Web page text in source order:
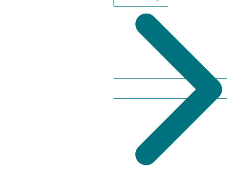
Pflegegeld
Senior:innenheime und Betreutes